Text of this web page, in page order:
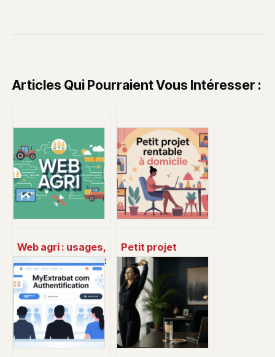
Articles Qui Pourraient Vous Intéresser :
Web agri : usages,
services et enjeux
pour les
exploitations
agricoles
Petit projet
rentable à
domicile : 15 idées
réalistes pour se
lancer